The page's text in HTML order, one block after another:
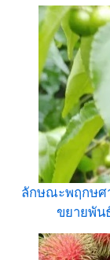
ลักษณะพฤกษศ
ขยายพัน